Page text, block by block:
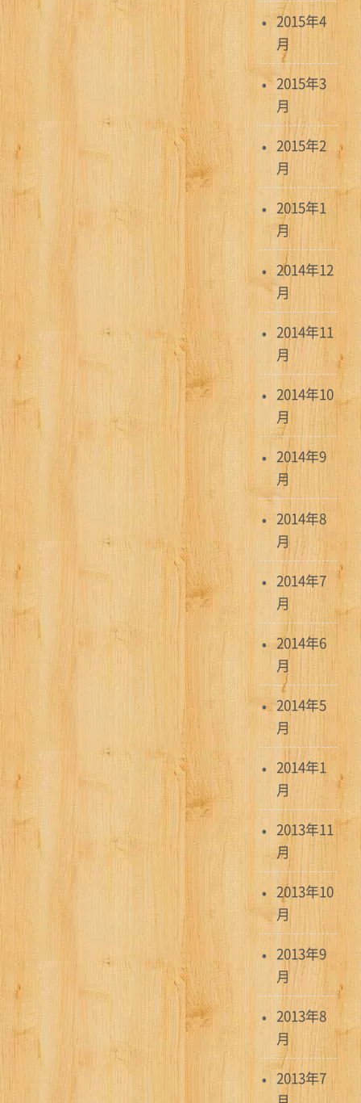
2015年4
月
2015年3
月
2015年2
月
2015年1
月
2014年12
月
2014年11
月
2014年10
月
2014年9
月
2014年8
月
2014年7
月
2014年6
月
2014年5
月
2014年1
月
2013年11
月
2013年10
月
2013年9
月
2013年8
月
2013年7